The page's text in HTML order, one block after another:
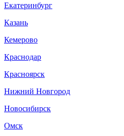
Екатеринбург
Казань
Кемерово
Краснодар
Красноярск
Нижний Новгород
Новосибирск
Омск